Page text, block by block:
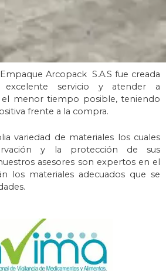
Arcopack S.A.S fue creada
servicio y atender a
el menor tiempo posible, teniendo
frente a la compra.
variedad de materiales los cuales
y la protección de sus
uestros asesores son expertos en el
los materiales adecuados que se